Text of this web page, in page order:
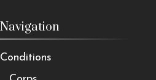
Navigation
Conditions